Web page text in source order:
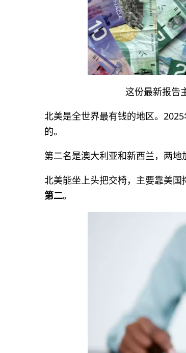
这份最新报告
北美是全世界最有钱的地区。
的。
第二名是澳大利亚和新西兰，两地
北美能坐上头把交椅，主要靠美国
第二。